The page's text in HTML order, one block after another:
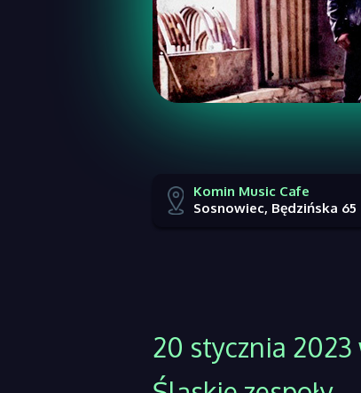
Komin Music Cafe
Sosnowiec, Będzińska 65
20 stycznia